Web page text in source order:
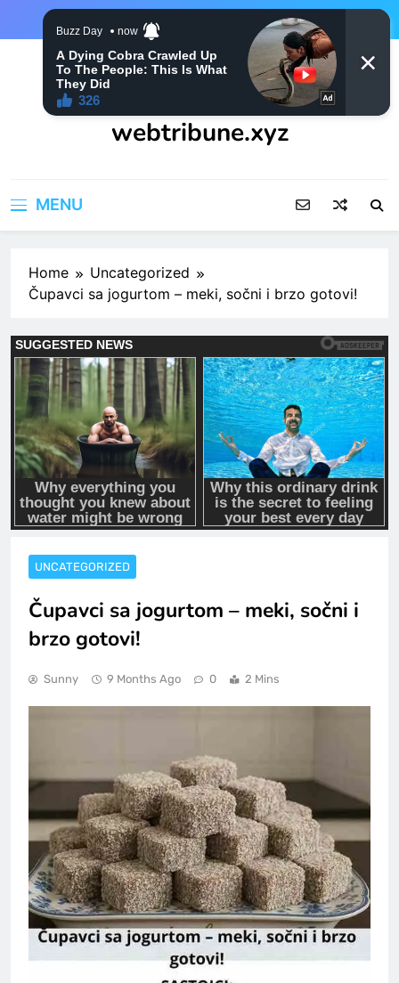
webtribune.xyz
MENU
Home
Uncategorized
Čupavci sa jogurtom – meki, sočni i brzo gotovi!
UNCATEGORIZED
Čupavci sa jogurtom – meki, sočni i
brzo gotovi!
Sunny 9 Months Ago 0 2 Mins